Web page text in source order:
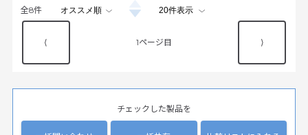
全8件
⟨ 1 ⟩
チェックした製品を